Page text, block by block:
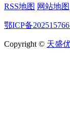
RSS地图 网站地图
鄂ICP备
Copyright © 天盛